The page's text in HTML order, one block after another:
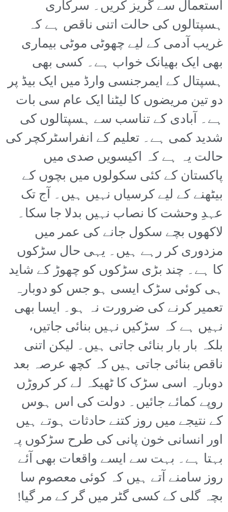
استعمال سے گریز کریں۔ سرکاری
ہسپتالوں کی حالت اتنی ناقص ہے کہ
غریب آدمی کے لیے چھوٹی موٹی بیماری
بھی ایک بھیانک خواب ہے۔ کسی بھی
ہسپتال کے ایمرجنسی وارڈ میں ایک بیڈ پر
دو تین مریضوں کا لیٹنا ایک عام سی بات
ہے۔ آبادی کے تناسب سے ہسپتالوں کی
شدید کمی ہے۔ تعلیم کے انفراسٹرکچر کی
حالت یہ ہے کہ اکیسویں صدی میں
پاکستان کے کئی سکولوں میں بچوں کے
بیٹھنے کے لیے کرسیاں نہیں ہیں۔ آج تک
عہدِ وحشت کا نصاب نہیں بدلا جا سکا۔
لاکھوں بچے سکول جانے کی عمر میں
مزدوری کر رہے ہیں۔ یہی حال سڑکوں
کا ہے۔ چند بڑی سڑکوں کو چھوڑ کے شاید
ہی کوئی سڑک ایسی ہو جس کو دوبارہ
تعمیر کرنے کی ضرورت نہ ہو۔ ایسا بھی
نہیں ہے کہ سڑکیں نہیں بنائی جاتیں،
بلکہ بار بار بنائی جاتی ہیں۔ لیکن اتنی
ناقص بنائی جاتی ہیں کہ کچھ عرصہ بعد
دوبارہ اسی سڑک کا ٹھیکہ لے کر کروڑں
روپے کمائے جائیں۔ دولت کی اس ہوس
کے نتیجے میں روز کتنے حادثات ہوتے ہیں
اور انسانی خون پانی کی طرح سڑکوں پہ
بہتا ہے۔ بہت سے ایسے واقعات بھی آئے
روز سامنے آتے ہیں کہ کوئی معصوم سا
بچہ گلی کے کسی گٹر میں گر کے مر گیا!